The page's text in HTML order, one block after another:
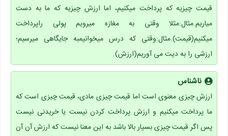
قیمت چیزیه که پرداخت میکنیم، اما ارزش چیزیه که ما به دست
میاریم.مثال:مثلا وقتی به مغازه میرویم پولی راپرداخت
میکنیم(قیمت).مثال:وقتی که درس میخوانیمبه جایگاهی میرسیم؛
ارزشی را به دیت می آوریم(ارزش).
ناشناس
ارزش چیزی معنوی است اما قیمت چیزی مادی، قیمت چیزی است که
ما پرداخت میکنیم و ارزش پرداخت کردن نیست یا خریدنی نیست
پس اگر قیمت چیزی بسیار بالا باشد به این معنا نیست که ارزش آن آن